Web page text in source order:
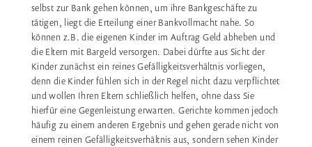
selbst zur Bank gehen können, um ihre Bankgeschäfte zu
tätigen, liegt die Erteilung einer Bankvollmacht nahe. So
können z.B. die eigenen Kinder im Auftrag Geld abheben und
die Eltern mit Bargeld versorgen. Dabei dürfte aus Sicht der
Kinder zunächst ein reines Gefälligkeitsverhältnis vorliegen,
denn die Kinder fühlen sich in der Regel nicht dazu verpflichtet
und wollen Ihren Eltern schließlich helfen, ohne dass Sie
hierfür eine Gegenleistung erwarten. Gerichte kommen jedoch
häufig zu einem anderen Ergebnis und gehen gerade nicht von
einem reinen Gefälligkeitsverhältnis aus, sondern sehen Kinder